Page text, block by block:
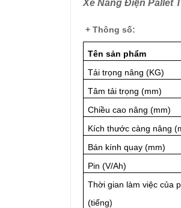
Xe Nâng Điện Pallet
+ Thông số:
Tên sản phẩm
Tải trọng nâng (KG)
Tâm tải trọng (mm)
Chiều cao nâng (mm)
Kích thước càng nâng
Bán kính quay (mm)
Pin (V/Ah)
Thời gian làm việc của
(tiếng)